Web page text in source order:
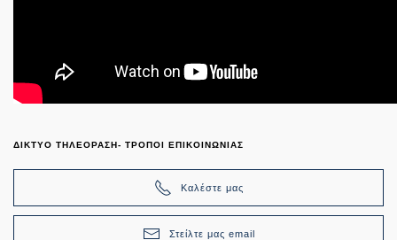
ΔΙΚΤΥΟ ΤΗΛΕΟΡΑΣΗ- ΤΡΟΠΟΙ ΕΠΙΚΟΙΝΩΝΙΑΣ
Καλέστε μας
Στείλτε μας email